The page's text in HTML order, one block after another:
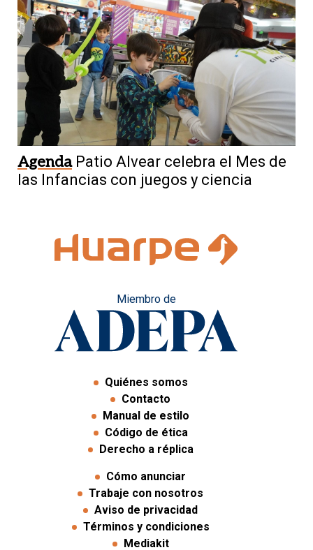
Agenda Patio Alvear celebra el Mes de
las Infancias con juegos y ciencia
Miembro de
Quiénes somos
Contacto
Manual de estilo
Código de ética
Derecho a réplica
Cómo anunciar
Trabaje con nosotros
Aviso de privacidad
Términos y condiciones
Mediakit